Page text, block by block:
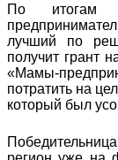
По итогам
лучший по
получит грант
«Мамы-
потратить на
который был